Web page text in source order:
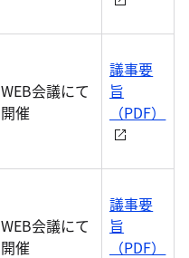
WEB会議にて
開催
議事要
旨
（PDF）
WEB会議にて
開催
議事要
旨
（PDF）